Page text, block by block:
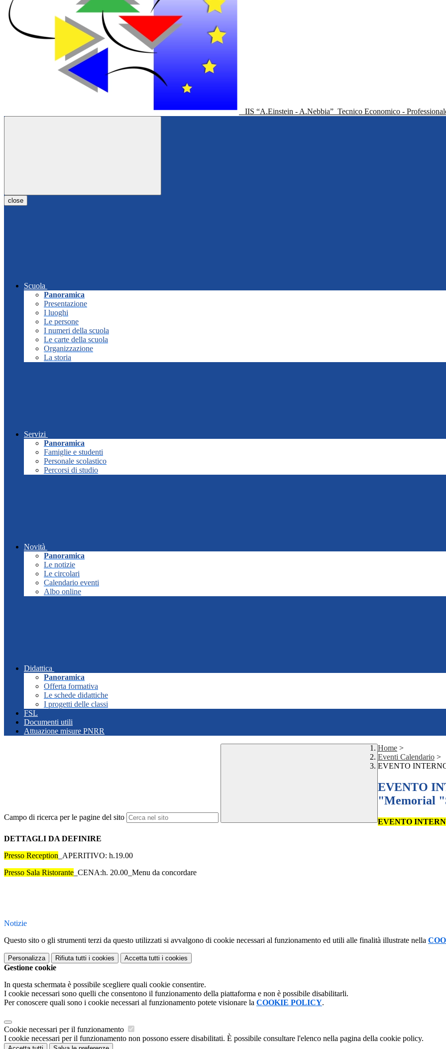
IIS “A.Einstein - A.Nebbia” Tecnico Economico -
close
Scuola
Panoramica
Presentazione
I luoghi
Le persone
I numeri della scuola
Le carte della scuola
Organizzazione
La storia
Servizi
Panoramica
Famiglie e studenti
Personale scolastico
Percorsi di studio
Novità
Panoramica
Le notizie
Le circolari
Calendario eventi
Albo online
Didattica
Panoramica
Offerta formativa
Le schede didattiche
I progetti delle classi
FSL
Documenti utili
Attuazione misure PNRR
Campo di ricerca per le pagine del sito
Home >
Eventi Calendario >
EVENTO
EVENTO
"Memorial
EVENTO
DETTAGLI DA DEFINIRE
Presso Reception _APERITIVO: h.19.00
Presso Sala Ristorante _CENA:h. 20.00_ Menu da concordare
Notizie
Questo sito o gli strumenti terzi da questo utilizzati si avvalgono di cookie necessari al funzionamento ed utili alle finalità illustrate nella
Personalizza Rifiuta tutti i cookies Accetta tutti i cookies
Gestione cookie
In questa schermata è possibile scegliere quali cookie consentire.
I cookie necessari sono quelli che consentono il funzionamento della piattaforma e non è possibile disabilitarli.
Per conoscere quali sono i cookie necessari al funzionamento potete visionare la COOKIE POLICY.
Cookie necessari per il funzionamento
I cookie necessari per il funzionamento non possono essere disabilitati. È possibile consultare l'elenco nella pagina della cookie policy.